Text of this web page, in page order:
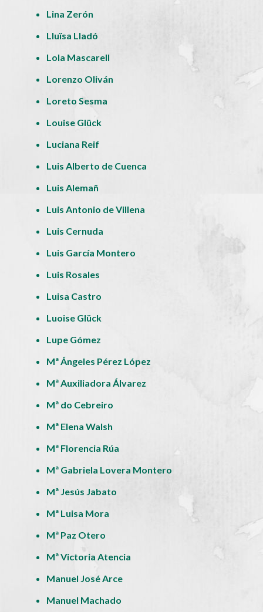
Lina Zerón
Lluïsa Lladó
Lola Mascarell
Lorenzo Oliván
Loreto Sesma
Louise Glück
Luciana Reif
Luis Alberto de Cuenca
Luis Alemañ
Luis Antonio de Villena
Luis Cernuda
Luis García Montero
Luis Rosales
Luisa Castro
Luoise Glück
Lupe Gómez
Mª Ángeles Pérez López
Mª Auxiliadora Álvarez
Mª do Cebreiro
Mª Elena Walsh
Mª Florencia Rúa
Mª Gabriela Lovera Montero
Mª Jesús Jabato
Mª Luisa Mora
Mª Paz Otero
Mª Victoria Atencia
Manuel José Arce
Manuel Machado